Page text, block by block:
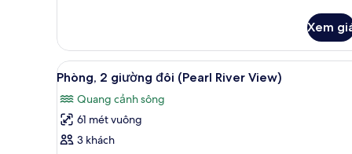
(Skyline)
Phòng,
giường
king,
quang
cảnh
thành
Xem
Xem
tất
cả
ảnh
Phòng,
Bộ đồ giường cao cấp, chăn
4
Phòng, 2 giường đôi (Pearl River View)
Quang cảnh sông
61 mét vuông
3 khách